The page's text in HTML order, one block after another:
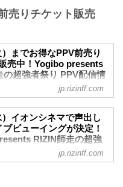
超強者祭り」の大会当日の会
現時点で決定している内容
の飲酒・持ち込みは禁止と
理解ご協力の程何卒宜しく
す。
ゥラエフ vs. 朝倉未来
・シェイドゥラエフ vs. 朝
トルマッチ／ホベルト・サ
ザ vs. イルホム・ノジモフ
トシ・ソウザ vs. イルホ
を予定しておりました野村
膝前十字靱帯損傷、左大腿骨
...
売りチケット販売
）までお得なPPV前売り
売中！Yogibo presents
の超強者祭り PPV配信情
オフィシャルサイト
RIZIN師走の超強者祭り
ケットが、12月4日（木）
100 CLUB、RIZIN LIVE、
NEXTにて販売がスタートし
カパー！は12/5(金)販売開
jp.rizinff.com
）イオンシネマで声出し
ビューイングが決定！
RIZIN師走の超強
FIGHTING
オフィシャルサイト
jp.rizinff.com